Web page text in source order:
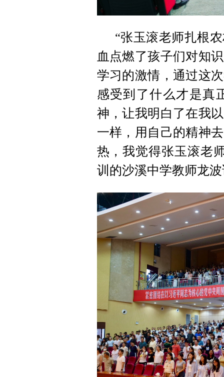
“张玉滚老师扎根
血点燃了孩子们对知
学习的激情，通过这
感受到了什么才是真
神，让我明白了在我
一样，用自己的精神
热，我觉得张玉滚老
训的沙溪中学教师龙